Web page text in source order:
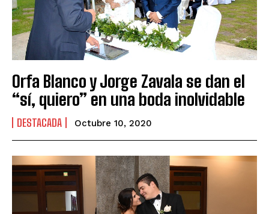
Orfa Blanco y Jorge Zavala se dan el
“sí, quiero” en una boda inolvidable
DESTACADA Octubre 10, 2020